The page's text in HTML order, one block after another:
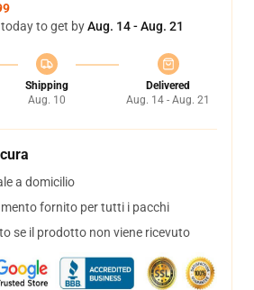
to get byAug. 14 - Aug. 21
Shipping
Aug. 10
Delivered
Aug. 14 - Aug. 21
a domicilio
fornito per tutti i pacchi
se il prodotto non viene ricevuto